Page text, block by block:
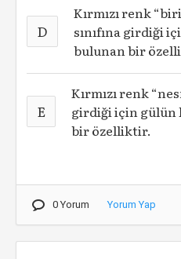
D
Kırmızı renk
sınıfına girdiği
bulunan bir
E
Kırmızı renk
girdiği için gülün
bir özelliktir.
0 Yorum Yorum Yap